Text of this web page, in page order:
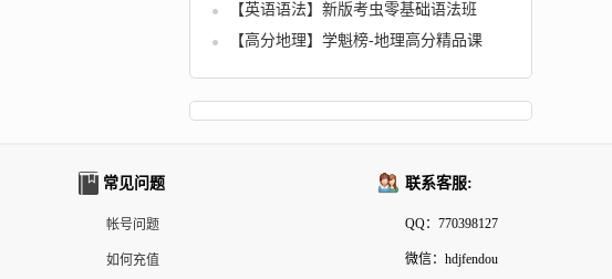
【英语语法】新版考虫零基础语法班
【高分地理】学魁榜-地理高分精品课
常见问题
帐号问题
如何充值
联系客服:
QQ：770398127
微信：hdjfendou